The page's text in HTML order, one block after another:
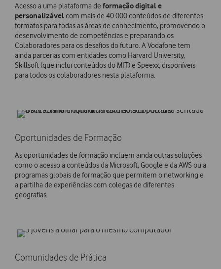
Acesso a uma plataforma de formação digital e
personalizávelcom mais de 40.000 conteúdos de diferentes
formatos para todas as áreas de conhecimento, promovendo o
desenvolvimento de competências e preparando os
Colaboradores para os desafios do futuro. A Vodafone tem
ainda parcerias com entidades como Harvard University,
Skillsoft (que inclui conteúdos do MIT) e Speexx, disponíveis
para todos os colaboradores nesta plataforma. ​​​​​
Oportunidades de Formação
As oportunidades de formação incluem ainda outras soluções
como o acesso a conteúdos da Microsoft, Google e da AWS ou a
programas globais de formação que permitem o networking e
a partilha de experiências com colegas de diferentes
geografias.
Comunidades de Prática